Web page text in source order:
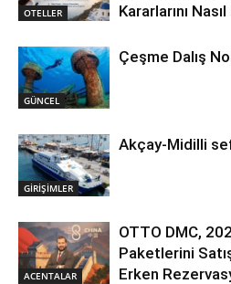
OTELLER
Kararlarını
GÜNCEL
Çeşme Dalış
GİRİŞİMLER
Akçay-Midilli
ACENTALAR
OTTO DMC,
Paketlerini
Erken